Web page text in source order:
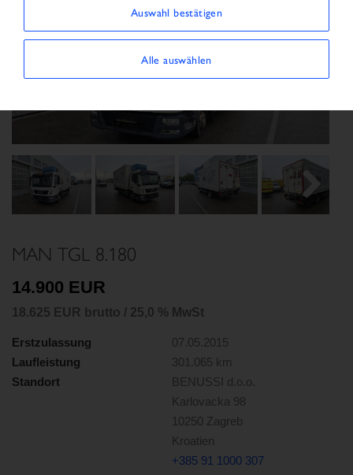
MAN TGL 8.180
14.900 EUR
18.625 EUR brutto / 25,0 % MwSt
Erstzulassung
07.05.2015
Laufleistung
301.065 km
Standort
BENUSSI d.o.o.
Karlovacka 98
10250 Zagreb
Kroatien
+385 91 1000 307
Auswahl bestätigen
Alle auswählen